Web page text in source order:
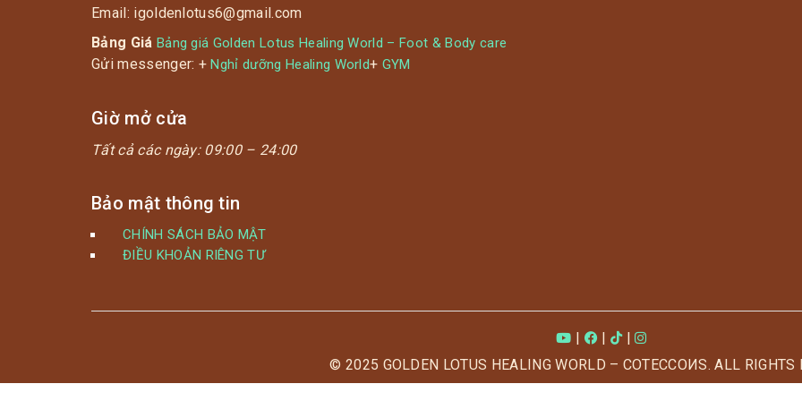
Email: igoldenlotus6@gmail.com
Bảng Giá Bảng giá Golden Lotus Healing World – Foot & Body care
Gửi messenger: +Nghỉ dưỡng Healing World+ GYM
Giờ mở cửa
Tất cả các ngày: 09:00 – 24:00
Bảo mật thông tin
CHÍNH SÁCH BẢO MẬT
ĐIỀU KHOẢN RIÊNG TƯ
|
© 2025 GOLDEN LOTUS HEALING WORLD – COTECCOИS. ALL RIGHTS